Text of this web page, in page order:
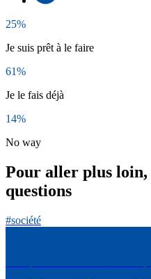
25%
Je suis prêt à le faire
61%
Je le fais déjà
14%
No way
Pour aller plus loin,
questions
#société